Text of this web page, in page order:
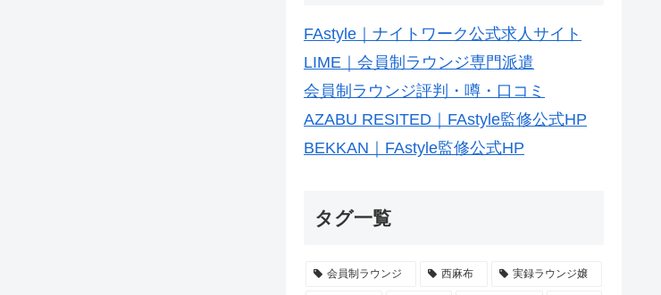
FAstyle｜ナイトワーク公式求人サイト
LIME｜会員制ラウンジ専門派遣
会員制ラウンジ評判・噂・口コミ
AZABU RESITED｜FAstyle監修公式HP
BEKKAN｜FAstyle監修公式HP
タグ一覧
会員制ラウンジ 西麻布 実録ラウンジ嬢